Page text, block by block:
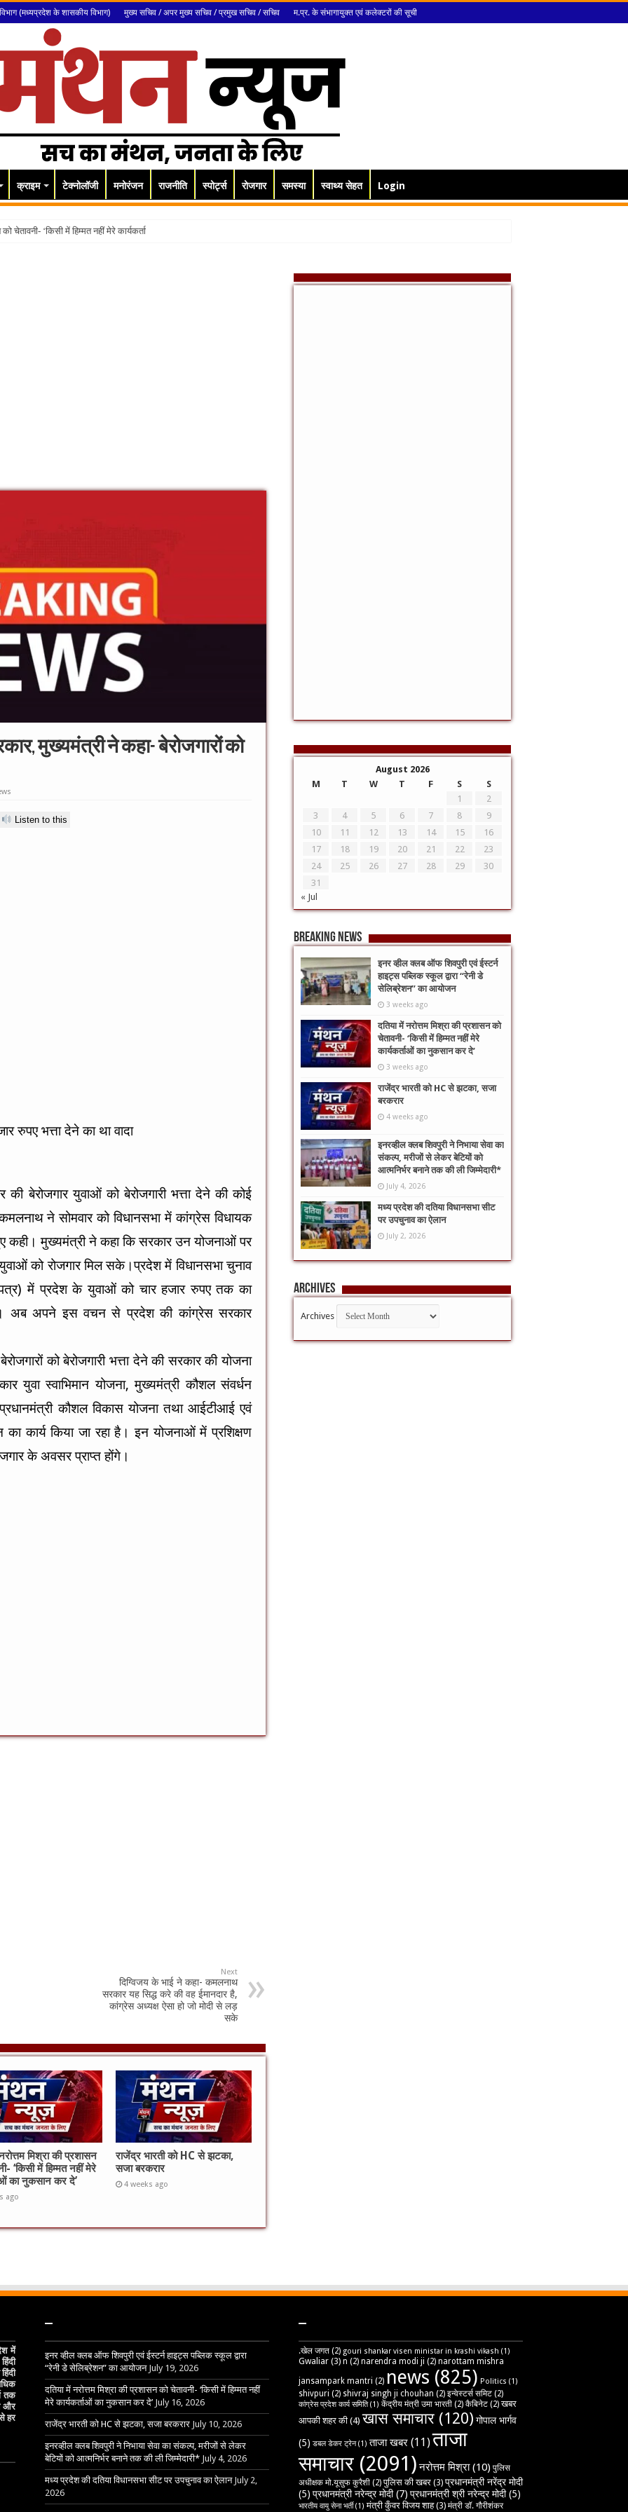
विभाग (मध्यप्रदेश के शासकीय विभाग) मुख्य सचिव / अपर मुख्य सचिव / प्रमुख सचिव / सचिव म.प्र. के संभागायुक्त एवं कलेक्टरों की सूची
क्राइम टेक्नोलॉजी मनोरंजन राजनीति स्पोर्ट्स रोजगार समस्या स्वाथ्य सेहत Login
मुख्यमंत्री ने कहा- बेरोजगारों को
Listen to this
रुपए भत्ता देने का था वादा
बेरोजगार युवाओं को बेरोजगारी भत्ता देने की कोई
ने सोमवार को विधानसभा में कांग्रेस विधायक
कही। मुख्यमंत्री ने कहा कि सरकार उन योजनाओं पर
को रोजगार मिल सके।प्रदेश में विधानसभा चुनाव
में प्रदेश के युवाओं को चार हजार रुपए तक का
था। अब अपने इस वचन से प्रदेश की कांग्रेस सरकार
को बेरोजगारी भत्ता देने की सरकार की योजना
युवा स्वाभिमान योजना, मुख्यमंत्री कौशल संवर्धन
कौशल विकास योजना तथा आईटीआई एवं
कार्य किया जा रहा है। इन योजनाओं में प्रशिक्षण
के अवसर प्राप्त होंगे।
Next
दिग्विजय के भाई ने कहा- कमलनाथ
सरकार यह सिद्ध करे की वह ईमानदार है,
कांग्रेस अध्यक्ष ऐसा हो जो मोदी से लड़
सके
मिश्रा की प्रशासन
‘किसी में हिम्मत नहीं मेरे
का नुकसान कर दे’
ago
राजेंद्र भारती को HC से झटका,
सजा बरकरार
4 weeks ago
August 2026
M
T W T F S
S
1
2
3
4 5 6 7 8
9
10
11 12 13 14 15
16
17
18 19 20 21 22
23
24
25 26 27 28 29
30
31
« Jul
Breaking News
इनर व्हील क्लब ऑफ शिवपुरी एवं ईस्टर्न
हाइट्स पब्लिक स्कूल द्वारा “रेनी डे
सेलिब्रेशन” का आयोजन
3 weeks ago
दतिया में नरोत्तम मिश्रा की प्रशासन को
चेतावनी- ‘किसी में हिम्मत नहीं मेरे
कार्यकर्ताओं का नुकसान कर दे’
3 weeks ago
राजेंद्र भारती को HC से झटका, सजा
बरकरार
4 weeks ago
इनरव्हील क्लब शिवपुरी ने निभाया सेवा का
संकल्प, मरीजों से लेकर बेटियों को
आत्मनिर्भर बनाने तक की ली जिम्मेदारी*
July 4, 2026
मध्य प्रदेश की दतिया विधानसभा सीट
पर उपचुनाव का ऐलान
July 2, 2026
Archives
Archives
में
तक
और
हर
–
इनर व्हील क्लब ऑफ शिवपुरी एवं ईस्टर्न हाइट्स पब्लिक स्कूल द्वारा
“रेनी डे सेलिब्रेशन” का आयोजन July 19, 2026
दतिया में नरोत्तम मिश्रा की प्रशासन को चेतावनी- ‘किसी में हिम्मत नहीं
मेरे कार्यकर्ताओं का नुकसान कर दे’ July 16, 2026
राजेंद्र भारती को HC से झटका, सजा बरकरार July 10, 2026
इनरव्हील क्लब शिवपुरी ने निभाया सेवा का संकल्प, मरीजों से लेकर
बेटियों को आत्मनिर्भर बनाने तक की ली जिम्मेदारी* July 4, 2026
मध्य प्रदेश की दतिया विधानसभा सीट पर उपचुनाव का ऐलान July 2,
2026
–
.खेल जगत (2) gouri shankar visen ministar in krashi vikash (1)
Gwaliar (3) n (2) narendra modi ji (2) narottam mishra
jansampark mantri (2) news (825) Politics (1)
shivpuri (2) shivraj singh ji chouhan (2) इन्वेस्टर्स समिट (2)
कांग्रेस प्रदेश कार्य समिति(1) केंद्रीय मंत्री उमा भारती (2) कैबिनेट (2) खबर
आपकी शहर की (4) खास समाचार (120) गोपाल भार्गव
(5) डबल डेकर ट्रेन(1) ताजा खबर (11)ताजा
समाचार (2091) नरोत्तम मिश्रा(10) पुलिस
अधीक्षक मो.यूसुफ कुरैशी (2) पुलिस की खबर (3) प्रधानमंत्री नरेंद्र मोदी
(5) प्रधानमंत्री नरेन्द्र मोदी(7) प्रधानमंत्री श्री नरेन्द्र मोदी(5)
भारतीय वायु सेना भर्ती(1) मंत्री कुँवर विजय शाह(3) मंत्री डॉ. गौरीशंकर